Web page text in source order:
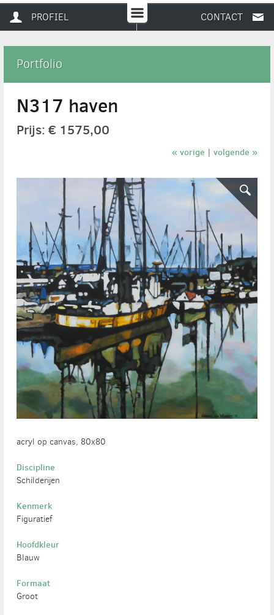
PROFIEL CONTACT
Portfolio
N317 haven
Prijs: € 1575,00
« vorige | volgende »
acryl op canvas, 80x80
Discipline
Schilderijen
Kenmerk
Figuratief
Hoofdkleur
Blauw
Formaat
Groot